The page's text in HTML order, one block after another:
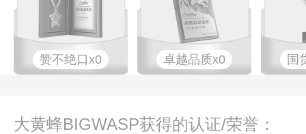
赞不绝口x0 卓越品质x0 国
大黄蜂BIGWASP获得的认证/荣誉：